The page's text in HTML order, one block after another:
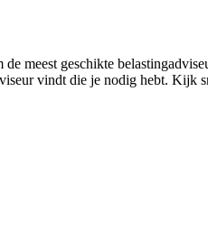
meest geschikte
vindt die je nodig hebt. Kijk